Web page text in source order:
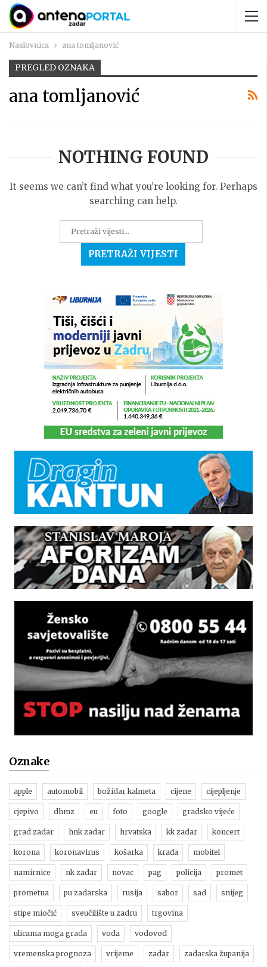
Naslovnica ana tomljanović
PREGLED OZNAKA
ana tomljanović
NOTHING FOUND
It seems we can’t find what you’re looking for. Perhaps
searching can help.
Oznake
apple automobil božidar kalmeta cijene cijepljenje
cjepivo dhmz eu foto google gradsko vijeće
grad zadar hnk zadar hrvatska kk zadar koncert
korona koronavirus košarka krađa mobitel
namirnice nk zadar novac pag policija promet
prometna pu zadarska rusija sabor sad snijeg
stipe miočić sveučilište u zadru trgovina
ulicama moga grada voda vodovod
vremenska prognoza vrijeme zadar zadarska županija